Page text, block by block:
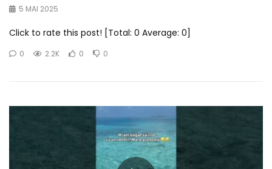
5 MAI 2025
Click to rate this post! [Total: 0 Average: 0]
0 2.2K 0 0